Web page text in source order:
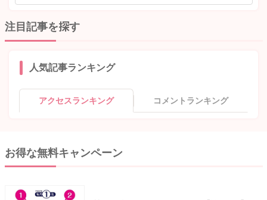
注目記事を探す
人気記事ランキング
アクセスランキング コメントランキング
お得な無料キャンペーン